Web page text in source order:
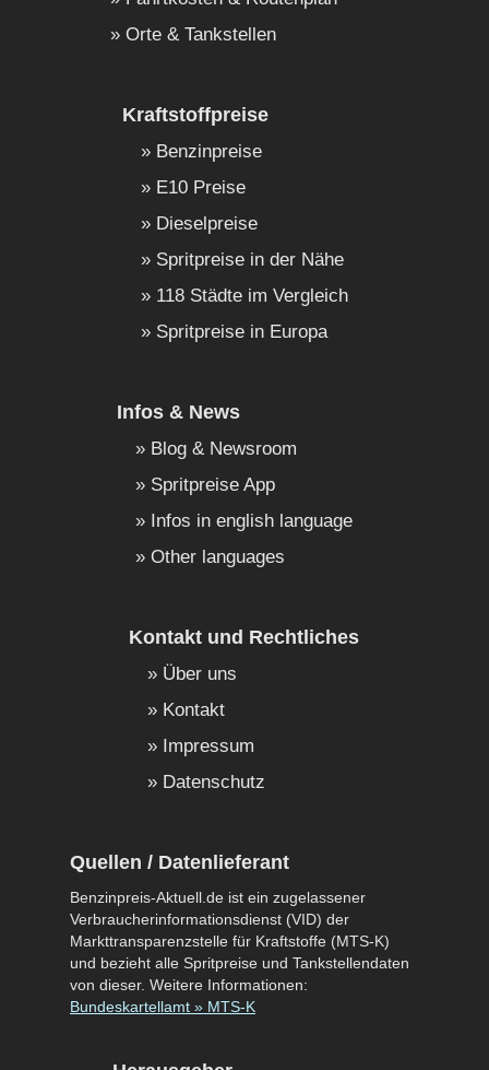
Orte & Tankstellen
Kraftstoffpreise
Benzinpreise
E10 Preise
Dieselpreise
Spritpreise in der Nähe
118 Städte im Vergleich
Spritpreise in Europa
Infos & News
Blog & Newsroom
Spritpreise App
Infos in english language
Other languages
Kontakt und Rechtliches
Über uns
Kontakt
Impressum
Datenschutz
Quellen / Datenlieferant
Benzinpreis-Aktuell.de ist ein zugelassener
Verbraucherinformationsdienst (VID) der
Markttransparenzstelle für Kraftstoffe (MTS-K)
und bezieht alle Spritpreise und Tankstellendaten
von dieser. Weitere Informationen:
Bundeskartellamt » MTS-K